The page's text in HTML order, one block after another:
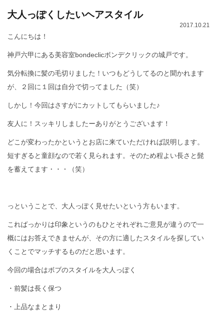
大人っぽくしたいヘアスタイル
2017.10.21
こんにちは！
神戸六甲にある美容室bondeclicボンデクリックの城戸です。
気分転換に髪の毛切りました！いつもどうしてるのと聞かれます
が、２回に１回は自分で切ってました（笑）
しかし！今回はさすがにカットしてもらいました♪
友人に！スッキリしましたーありがとうございます！
どこが変わったかというとお店に来ていただければ説明します。
短すぎると童顔なので若く見られます。そのため程よい長さと髭
を蓄えてます・・・（笑）
っということで、大人っぽく見せたいという方もいます。
こればっかりは印象というのもひとそれぞれご意見が違うので一
概にはお答えできませんが、その方に適したスタイルを探してい
くことでマッチするものだと思います。
今回の場合はボブのスタイルを大人っぽく
・前髪は長く保つ
・上品なまとまり